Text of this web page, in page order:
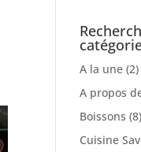
A la une(2)
A propos
Boissons (8)
Cuisine